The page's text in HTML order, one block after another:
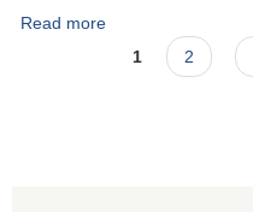
Read more
1 2